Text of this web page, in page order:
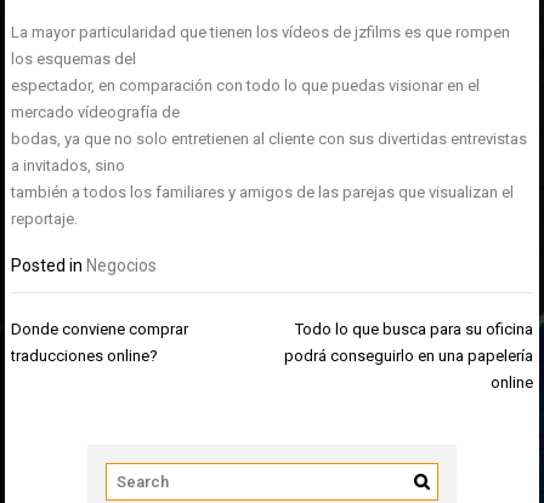
La mayor particularidad que tienen los vídeos de jzfilms es que rompen
los esquemas del
espectador, en comparación con todo lo que puedas visionar en el
mercado vídeografía de
bodas, ya que no solo entretienen al cliente con sus divertidas entrevistas
a invitados, sino
también a todos los familiares y amigos de las parejas que visualizan el
reportaje.
Posted inNegocios
Navegación
de
Donde conviene comprar
traducciones online?
Todo lo que busca para su oficina
podrá conseguirlo en una papelería
online